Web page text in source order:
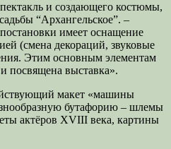
и создающего костюмы,
“Архангельское”. –
имеет оснащение
(смена декораций, звуковые
Этим основным элементам
посвящена выставка».
макет «машины
бутафорию – шлемы
актёров XVIII века, картины